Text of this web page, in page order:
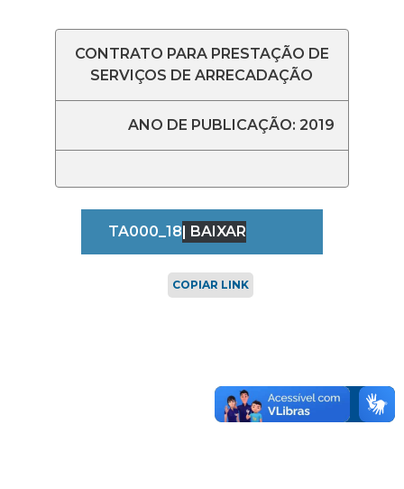
CONTRATO PARA PRESTAÇÃO DE
SERVIÇOS DE ARRECADAÇÃO
ANO DE PUBLICAÇÃO: 2019
TA000_18| BAIXAR
COPIAR LINK